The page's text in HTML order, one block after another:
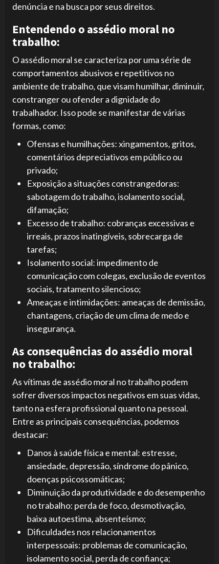
denúncia e na busca por seus direitos.
Entendendo o assédio moral no
trabalho:
O assédio moral se caracteriza por uma série de
comportamentos abusivos e repetitivos no
ambiente de trabalho, que visam humilhar, diminuir,
constranger ou ofender a dignidade do
trabalhador. Isso pode se manifestar de várias
formas, como:
Ofensas e humilhações: xingamentos, gritos,
comentários depreciativos em público ou
privado;
Exposição a situações constrangedoras:
sabotagem do trabalho, isolamento social,
difamação;
Excesso de trabalho: cobranças excessivas e
irreais, prazos inatingíveis, sobrecarga de
tarefas;
Isolamento social: impedimento de
comunicação com colegas, exclusão de eventos
sociais, tratamento silencioso;
Ameaças e intimidações: ameaças de demissão,
chantagens, criação de um clima de medo e
insegurança.
As consequências do assédio moral
no trabalho:
As vítimas de assédio moral no trabalho podem
sofrer diversos impactos negativos em suas vidas,
tanto na esfera profissional quanto na pessoal.
Entre as principais consequências, podemos
destacar:
Danos à saúde física e mental: estresse,
ansiedade, depressão, síndrome do pânico,
doenças psicossomáticas;
Diminuição da produtividade e do desempenho
no trabalho: perda de foco, desmotivação,
baixa autoestima, absenteísmo;
Dificuldades nos relacionamentos
interpessoais: problemas de comunicação,
isolamento social, perda de confiança;